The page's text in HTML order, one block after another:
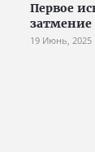
Первое
затмение
19 Июнь, 2025